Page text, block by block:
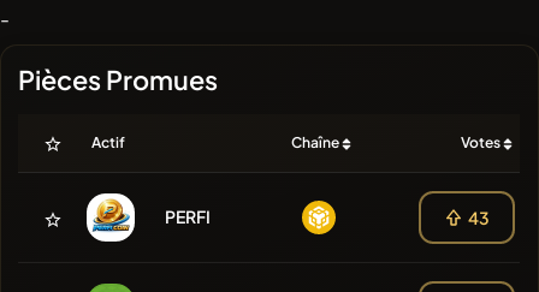
-
Pièces Promues
Actif Chaîne Votes
PERFI 43